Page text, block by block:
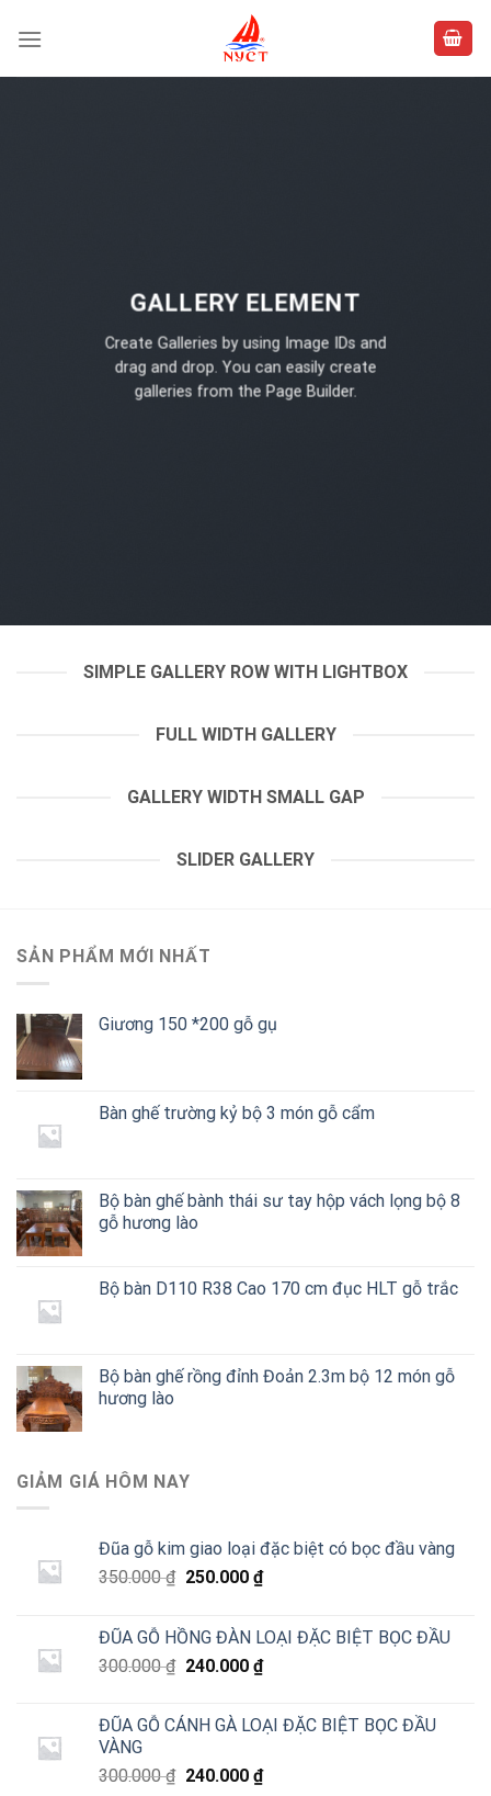
GALLERY ELEMENT
Create Galleries by using Image IDs and
drag and drop. You can easily create
galleries from the Page Builder.
SIMPLE GALLERY ROW WITH LIGHTBOX
FULL WIDTH GALLERY
GALLERY WIDTH SMALL GAP
SLIDER GALLERY
SẢN PHẨM MỚI NHẤT
Giương 150 *200 gỗ gụ
Bàn ghế trường kỷ bộ 3 món gỗ cẩm
Bộ bàn ghế bành thái sư tay hộp vách lọng bộ 8
gỗ hương lào
Bộ bàn D110 R38 Cao 170 cm đục HLT gỗ trắc
Bộ bàn ghế rồng đỉnh Đoản 2.3m bộ 12 món gỗ
hương lào
GIẢM GIÁ HÔM NAY
Đũa gỗ kim giao loại đặc biệt có bọc đầu vàng
350.000₫ Giá
350.000 ₫.
250.000 ₫Giá
là:
250.000 ₫.
ĐŨA GỖ HỒNG ĐÀN LOẠI ĐẶC BIỆT BỌC ĐẦU
300.000₫ Giá
là:
300.000 ₫.
240.000 ₫Giá
là:
ĐŨA GỖ CÁNH GÀ LOẠI ĐẶC BIỆT BỌC ĐẦU
VÀNG
300.000₫ Giá
240.000 ₫Giá